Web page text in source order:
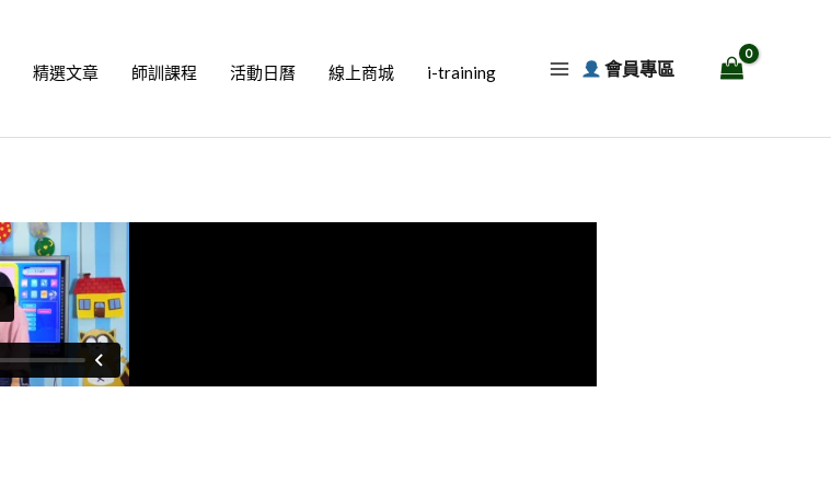
精選文章 師訓課程 活動日曆 線上商城 i-training 會員專區